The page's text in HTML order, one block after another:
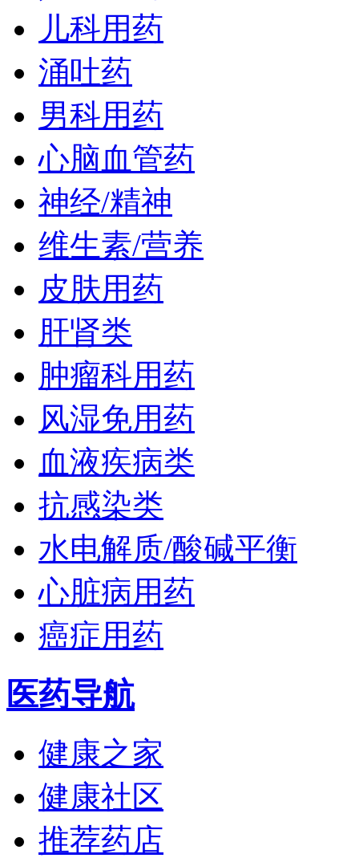
儿科用药
涌吐药
男科用药
心脑血管药
神经/精神
维生素/营养
皮肤用药
肝肾类
肿瘤科用药
风湿免用药
血液疾病类
抗感染类
水电解质/酸碱平衡
心脏病用药
癌症用药
医药导航
健康之家
健康社区
推荐药店